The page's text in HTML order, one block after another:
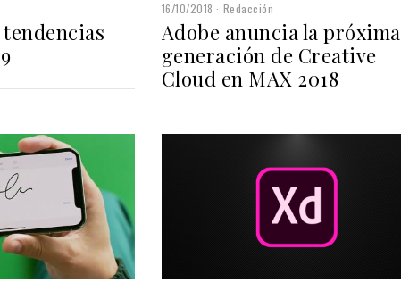
16/10/2018 Redacción
Adobe anuncia la próxima
generación de Creative
Cloud en MAX 2018